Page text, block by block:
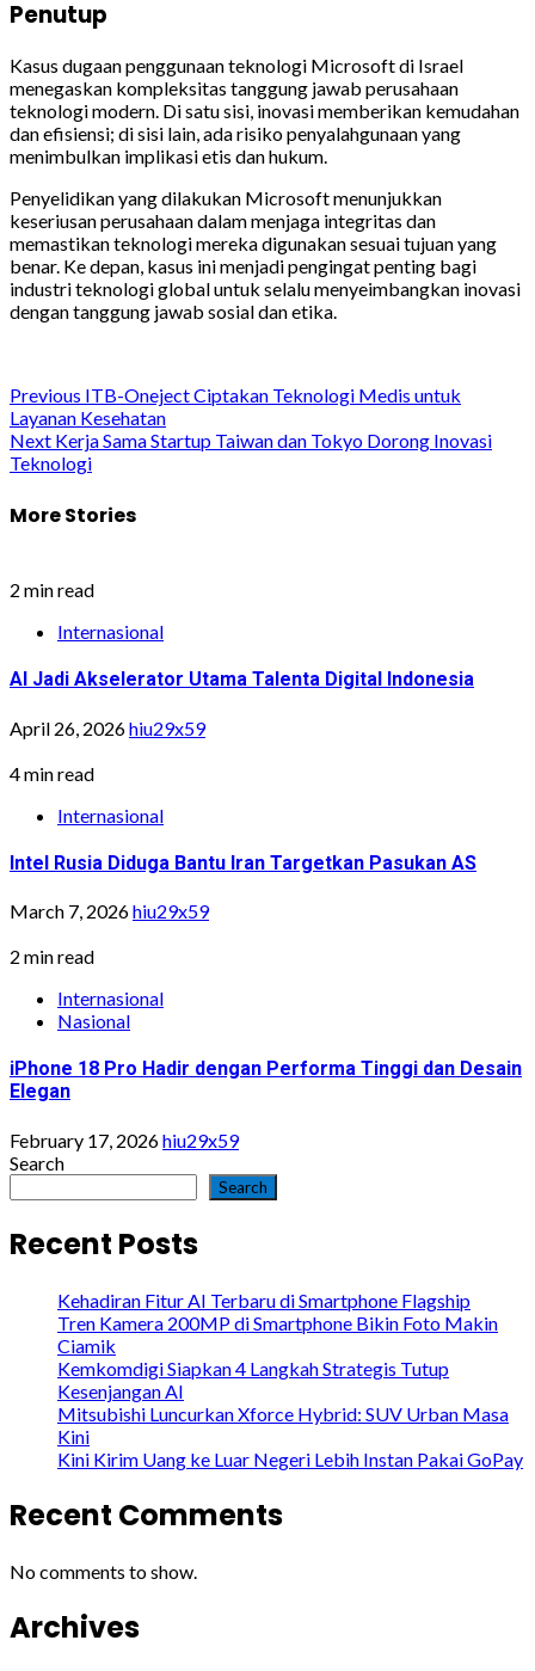
Penutup
Kasus dugaan penggunaan teknologi Microsoft di Israel
menegaskan kompleksitas tanggung jawab perusahaan
teknologi modern. Di satu sisi, inovasi memberikan kemudahan
dan efisiensi; di sisi lain, ada risiko penyalahgunaan yang
menimbulkan implikasi etis dan hukum.
Penyelidikan yang dilakukan Microsoft menunjukkan
keseriusan perusahaan dalam menjaga integritas dan
memastikan teknologi mereka digunakan sesuai tujuan yang
benar. Ke depan, kasus ini menjadi pengingat penting bagi
industri teknologi global untuk selalu menyeimbangkan inovasi
dengan tanggung jawab sosial dan etika.
Post
navigation
Previous ITB-Oneject Ciptakan Teknologi Medis untuk
Layanan Kesehatan
Next Kerja Sama Startup Taiwan dan Tokyo Dorong Inovasi
Teknologi
More Stories
2 min read
Internasional
AI Jadi Akselerator Utama Talenta Digital Indonesia
April 26, 2026hiu29x59
4 min read
Internasional
Intel Rusia Diduga Bantu Iran Targetkan Pasukan AS
March 7, 2026hiu29x59
2 min read
Internasional
Nasional
iPhone 18 Pro Hadir dengan Performa Tinggi dan Desain
Elegan
February 17, 2026hiu29x59
Search
Search
Recent Posts
Kehadiran Fitur AI Terbaru di Smartphone Flagship
Tren Kamera 200MP di Smartphone Bikin Foto Makin
Ciamik
Kemkomdigi Siapkan 4 Langkah Strategis Tutup
Kesenjangan AI
Mitsubishi Luncurkan Xforce Hybrid: SUV Urban Masa
Kini
Kini Kirim Uang ke Luar Negeri Lebih Instan Pakai GoPay
Recent Comments
No comments to show.
Archives